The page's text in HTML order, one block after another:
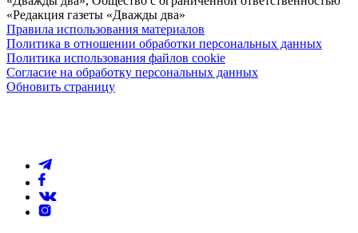
«Редакция газеты «Дважды два»
Правила использования материалов
Политика в отношении обработки персональных данных
Политика использования файлов cookie
Согласие на обработку персональных данных
Обновить страницу